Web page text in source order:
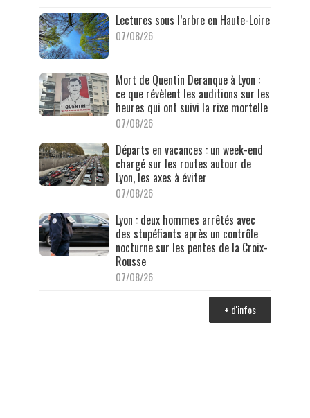
Lectures sous l’arbre en Haute-Loire
07/08/26
Mort de Quentin Deranque à Lyon :
ce que révèlent les auditions sur les
heures qui ont suivi la rixe mortelle
07/08/26
Départs en vacances : un week-end
chargé sur les routes autour de
Lyon, les axes à éviter
07/08/26
Lyon : deux hommes arrêtés avec
des stupéfiants après un contrôle
nocturne sur les pentes de la Croix-
Rousse
07/08/26
+ d'infos